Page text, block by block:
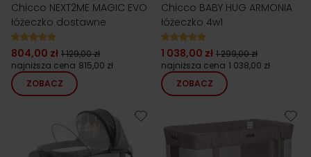
Chicco NEXT2ME MAGIC EVO
łóżeczko dostawne
804,00 zł 1 129,00 zł
najniższa cena 815,00 zł
ZOBACZ
Chicco BABY HUG ARMONIA
łóżeczko 4w1
1 038,00 zł 1 299,00 zł
najniższa cena 1 038,00 zł
ZOBACZ